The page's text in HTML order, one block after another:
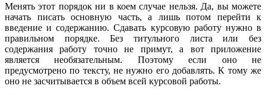
Менять этот порядок ни в коем случае нельзя. Да, вы можете
начать писать основную часть, а лишь потом перейти к
введение и содержанию. Сдавать курсовую работу нужно в
правильном порядке. Без титульного листа или без
содержания работу точно не примут, а вот приложение
является необязательным. Поэтому если оно не
предусмотрено по тексту, не нужно его добавлять. К тому же
оно не засчитывается в объем всей курсовой работы.